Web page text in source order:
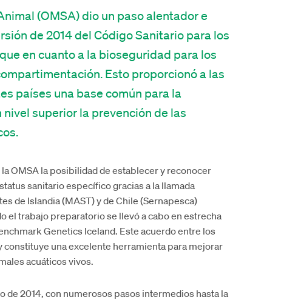
(OMSA) dio un paso alentador e
de 2014 delCódigo Sanitario para los
en cuanto a la bioseguridad para los
.Esto proporcionó a las
países una basecomún para la
nivel superiorla prevención de las
OMSA la posibilidad de establecer y reconocer
sanitario específico gracias a la llamada
de Islandia (MAST) y de Chile (Sernapesca)
el trabajo preparatorio se llevó a cabo en estrecha
Genetics Iceland. Este acuerdo entre los
una excelente herramienta para mejorar
acuáticos vivos.
2014, con numerosos pasos intermedios hasta la